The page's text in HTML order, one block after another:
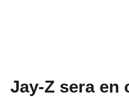
Jay-Z sera en